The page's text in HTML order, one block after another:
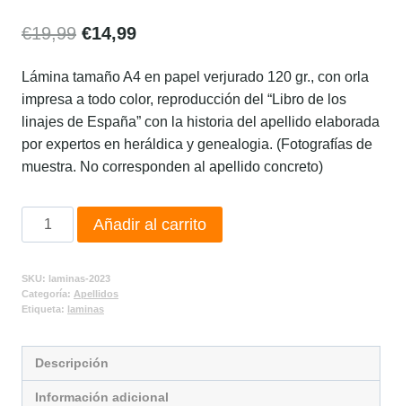
€19,99 €14,99
Lámina tamaño A4 en papel verjurado 120 gr., con orla
impresa a todo color, reproducción del “Libro de los
linajes de España” con la historia del apellido elaborada
por expertos en heráldica y genealogia. (Fotografías de
muestra. No corresponden al apellido concreto)
Añadir al carrito
SKU: laminas-2023
Categoría: Apellidos
Etiqueta: laminas
Descripción
Información adicional